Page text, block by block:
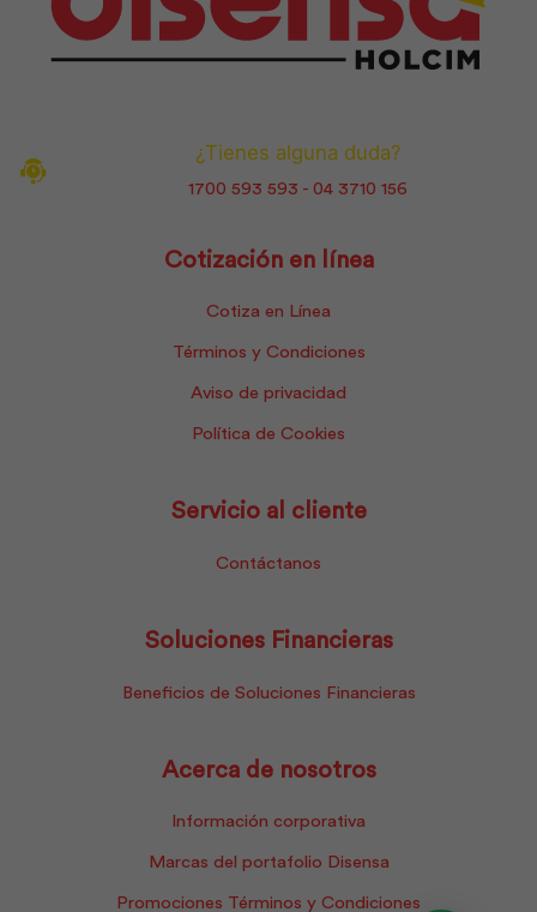
¿Tienes alguna duda?
1700 593 593 - 04 3710 156
Cotización en línea
Cotiza en Línea
Términos y Condiciones
Aviso de privacidad
Política de Cookies
Servicio al cliente
Contáctanos
Soluciones Financieras
Beneficios de Soluciones Financieras
Acerca de nosotros
Información corporativa
Marcas del portafolio Disensa
Promociones Términos y Condiciones